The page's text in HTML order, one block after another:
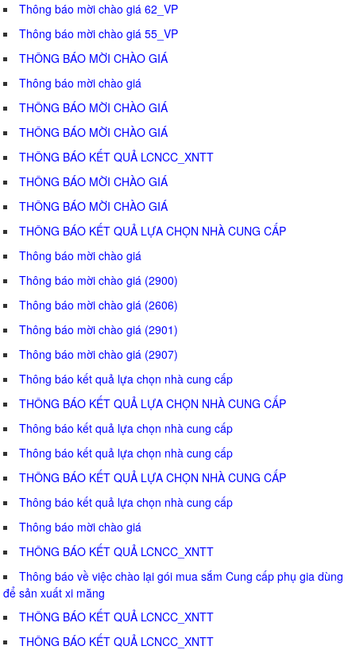
Thông báo mời chào giá 62_VP
Thông báo mời chào giá 55_VP
THÔNG BÁO MỜI CHÀO GIÁ
Thông báo mời chào giá
THÔNG BÁO MỜI CHÀO GIÁ
THÔNG BÁO MỜI CHÀO GIÁ
THÔNG BÁO KẾT QUẢ LCNCC_XNTT
THÔNG BÁO MỜI CHÀO GIÁ
THÔNG BÁO MỜI CHÀO GIÁ
THÔNG BÁO KẾT QUẢ LỰA CHỌN NHÀ CUNG CẤP
Thông báo mời chào giá
Thông báo mời chào giá (2900)
Thông báo mời chào giá (2606)
Thông báo mời chào giá (2901)
Thông báo mời chào giá (2907)
Thông báo kết quả lựa chọn nhà cung cấp
THÔNG BÁO KẾT QUẢ LỰA CHỌN NHÀ CUNG CẤP
Thông báo kết quả lựa chọn nhà cung cấp
Thông báo kết quả lựa chọn nhà cung cấp
THÔNG BÁO KẾT QUẢ LỰA CHỌN NHÀ CUNG CẤP
Thông báo kết quả lựa chọn nhà cung cấp
Thông báo mời chào giá
THÔNG BÁO KẾT QUẢ LCNCC_XNTT
Thông báo về việc chào lại gói mua sắm Cung cấp phụ gia dùng
để sản xuất xi măng
THÔNG BÁO KẾT QUẢ LCNCC_XNTT
THÔNG BÁO KẾT QUẢ LCNCC_XNTT